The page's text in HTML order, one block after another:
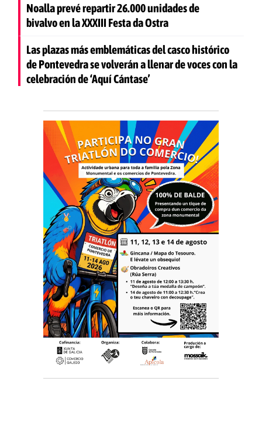
Noalla prevé repartir 26.000 unidades de
bivalvo en la XXXIII Festa da Ostra
Las plazas más emblemáticas del casco histórico
de Pontevedra se volverán a llenar de voces con la
celebración de ‘Aquí Cántase’